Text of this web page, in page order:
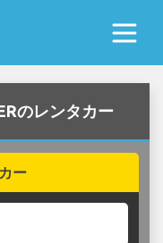
のレンタカー
ー